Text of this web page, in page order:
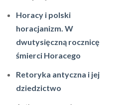
Horacy i polski
horacjanizm. W
dwutysięczną rocznicę
śmierci Horacego
Retoryka antyczna i jej
dziedzictwo